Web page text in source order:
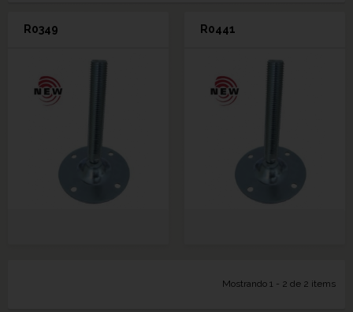
R0349 R0441
Mostrando 1 - 2 de 2 items